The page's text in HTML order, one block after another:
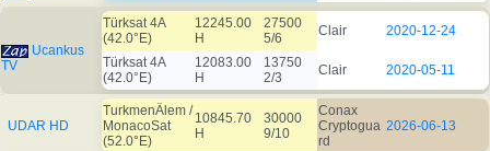
Ucankus
TV
Türksat 4A
(42.0°E)
12245.00
H
27500
5/6
Clair 2020-12-24
Türksat 4A
(42.0°E)
12083.00
H
13750
2/3
Clair 2020-05-11
UDAR HD
TurkmenÄlem /
MonacoSat
(52.0°E)
10845.70
H
30000
9/10
Conax
Cryptogua
rd
2026-06-13